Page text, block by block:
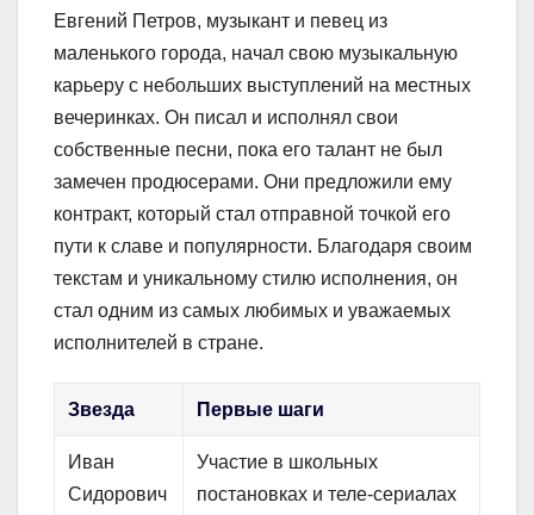
Евгений Петров, музыкант и певец из
маленького города, начал свою музыкальную
карьеру с небольших выступлений на местных
вечеринках. Он писал и исполнял свои
собственные песни, пока его талант не был
замечен продюсерами. Они предложили ему
контракт, который стал отправной точкой его
пути к славе и популярности. Благодаря своим
текстам и уникальному стилю исполнения, он
стал одним из самых любимых и уважаемых
исполнителей в стране.
Звезда Первые шаги
Иван
Сидорович
Участие в школьных
постановках и теле-сериалах